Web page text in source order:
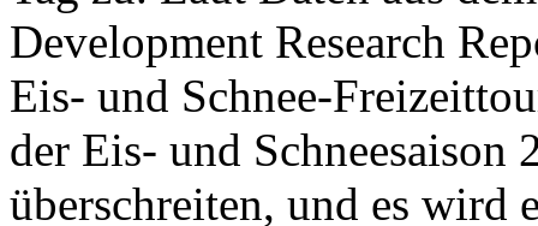
Development Research
Eis- und Schnee-
der Eis- und
überschreiten, und es wird